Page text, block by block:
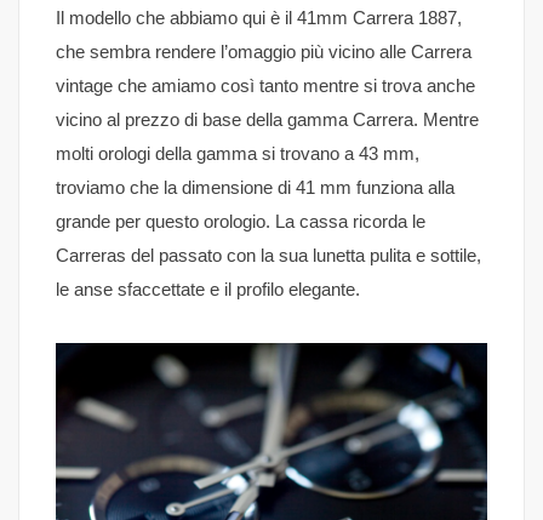
Il modello che abbiamo qui è il 41mm Carrera 1887,
che sembra rendere l’omaggio più vicino alle Carrera
vintage che amiamo così tanto mentre si trova anche
vicino al prezzo di base della gamma Carrera. Mentre
molti orologi della gamma si trovano a 43 mm,
troviamo che la dimensione di 41 mm funziona alla
grande per questo orologio. La cassa ricorda le
Carreras del passato con la sua lunetta pulita e sottile,
le anse sfaccettate e il profilo elegante.